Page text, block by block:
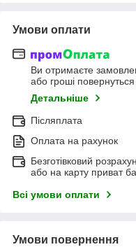
Умови оплати
Ви отримаєте
або гроші
Детальніше
Післяплата
Оплата на рахунок
Безготівковий
або на карту приват
Всі умови оплати
Умови повернення